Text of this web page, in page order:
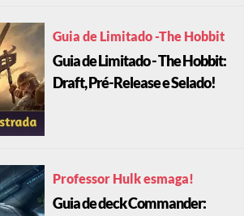
Guia de Limitado -The Hobbit
Guia de Limitado - The Hobbit:
Draft, Pré-Release e Selado!
Professor Hulk esmaga!
Guia de deck Commander: